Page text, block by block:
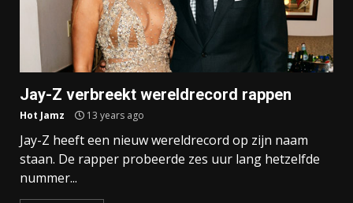
Jay-Z verbreekt wereldrecord rappen
Hot Jamz 13 years ago
Jay-Z heeft een nieuw wereldrecord op zijn naam
staan. De rapper probeerde zes uur lang hetzelfde
nummer...